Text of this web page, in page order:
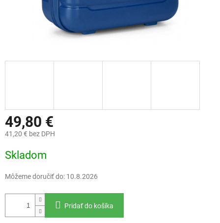
49,80 €
41,20 € bez DPH
cena:
Skladom
Môžeme doručiť do: 10.8.2026
Pridať do košíka